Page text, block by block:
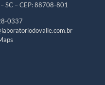
SC – CEP: 88708-801
0337